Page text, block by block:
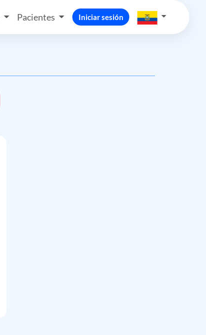
Pacientes Iniciar sesión